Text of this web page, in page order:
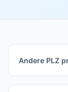
Andere PLZ